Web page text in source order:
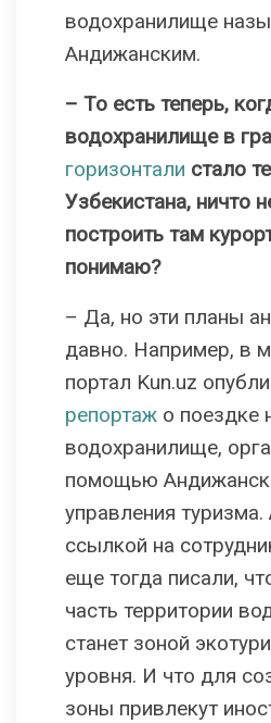
водохранилище
Андижанским.
– То есть теперь,
водохранилище в
горизонтали стало
Узбекистана, ничто
построить там
понимаю?
– Да, но эти планы
давно. Например, в
портал Kun.uz
репортаж о поездке
водохранилище,
помощью
управления
ссылкой на
еще тогда писали,
часть территории
станет зоной
уровня. И что для
зоны привлекут